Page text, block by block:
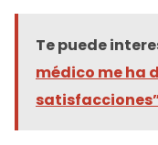
Te puede
médico me ha